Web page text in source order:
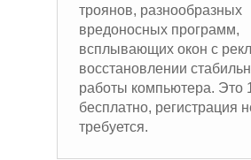
троянов, разнообразных
вредоносных программ,
всплывающих окон с
восстановлении
работы компьютера. Это
бесплатно, регистрация
требуется.